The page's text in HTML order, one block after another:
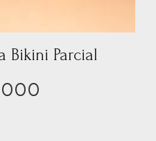
Bikini Parcial